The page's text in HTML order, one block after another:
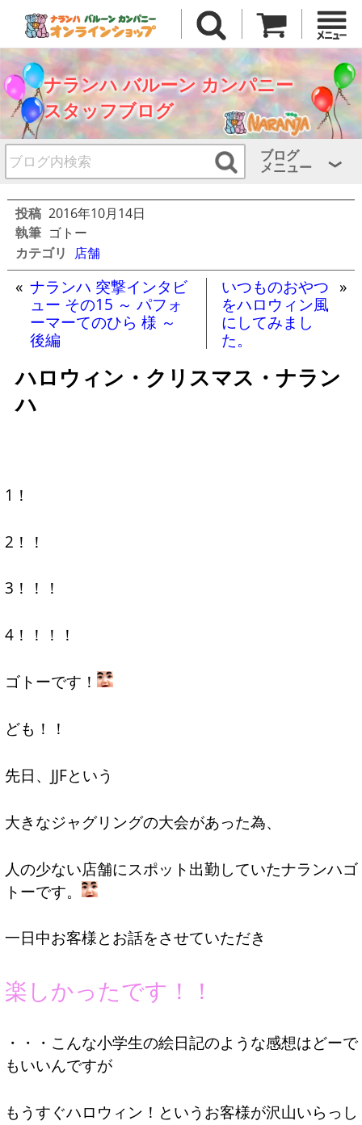
ナランハ バルーン カンパニー
スタッフブログ
ブログ
メニュー
投稿 2016年10月14日
執筆 ゴトー
カテゴリ
店舗
« ナランハ 突撃インタビ
ュー その15 ～ パフォ
ーマーてのひら 様 ～
後編
いつものおやつ
をハロウィン風
にしてみまし
た。
»
ハロウィン・クリスマス・ナラン
ハ
1！
2！！
3！！！
4！！！！
ゴトーです！
ども！！
先日、JJFという
大きなジャグリングの大会があった為、
人の少ない店舗にスポット出勤していたナランハゴ
トーです。
一日中お客様とお話をさせていただき
楽しかったです！！
・・・こんな小学生の絵日記のような感想はどーで
もいいんですが
もうすぐハロウィン！というお客様が沢山いらっし